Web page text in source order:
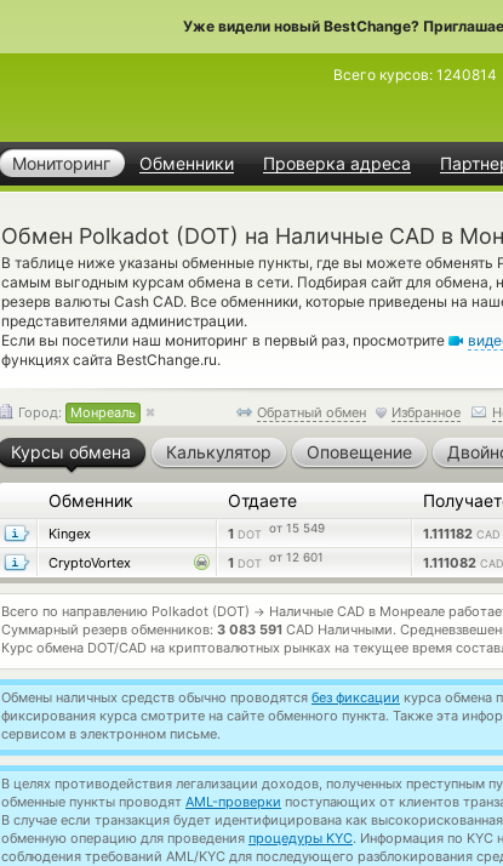
Уже видели новый BestChange?
Мониторинг Обменники Проверка адреса
Всего курсов: 1240814
Обмен Polkadot (DOT) на Наличные CAD в
В таблице ниже указаны обменные пункты, где вы можете обменять
самым выгодным курсам обмена в сети. Подбирая сайт для обмена,
резерв валюты Cash CAD. Все обменники, которые приведены на
представителями администрации.
Если вы посетили наш мониторинг в первый раз, просмотрите
функциях сайта BestChange.ru.
Обратный обмен Избранное
Город: Монреаль
Курсы обмена Калькулятор Оповещение
Обменник Отдаете
Kingex 1 DOT от 15 549 1.111182
CryptoVortex
1 DOT от 12 601 1.111082
Всего по направлению Polkadot (DOT) → Наличные CAD в Монреале
Суммарный резерв обменников: 3 083 591 CAD Наличными.
Курс обмена DOT/CAD на криптовалютных рынках на текущее время
Обмены наличных средств обычно проводятся без фиксации курса обмена
фиксирования курса смотрите на сайте обменного пункта. Также эта
сервисом в электронном письме.
В целях противодействия легализации доходов, полученных преступным
обменные пункты проводят AML-проверки поступающих от клиентов
В случае если транзакция будет идентифицирована как
обменную операцию для проведения процедуры KYC. Информация по KYC
соблюдения требований AML/KYC для последующего разблокирования